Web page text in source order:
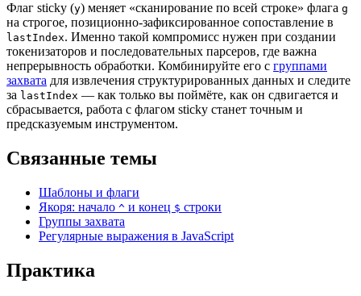
Флаг sticky (y) меняет «сканирование по всей строке» флага g
на строгое, позиционно-зафиксированное сопоставление в
lastIndex. Именно такой компромисс нужен при создании
токенизаторов и последовательных парсеров, где важна
непрерывность обработки. Комбинируйте его с группами
захвата для извлечения структурированных данных и следите
за lastIndex — как только вы поймёте, как он сдвигается и
сбрасывается, работа с флагом sticky станет точным и
предсказуемым инструментом.
Связанные темы
Шаблоны и флаги
Якоря: начало ^ и конец $ строки
Группы захвата
Регулярные выражения в JavaScript
Практика